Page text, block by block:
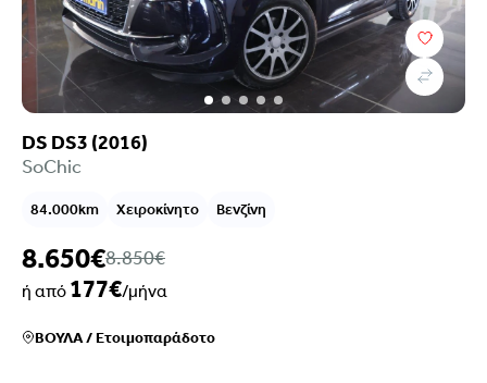
DS DS3 (2016)
SoChic
84.000km Χειροκίνητο Βενζίνη
8.650€8.850€
ή από 177€/μήνα
ΒΟΥΛΑ/Ετοιμοπαράδοτο